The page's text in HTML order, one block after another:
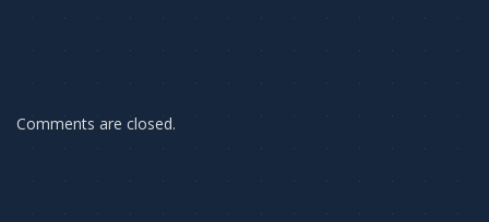
Comments are closed.